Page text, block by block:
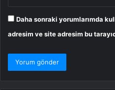
Daha sonraki yorumlarımda
adresim ve site adresim bu